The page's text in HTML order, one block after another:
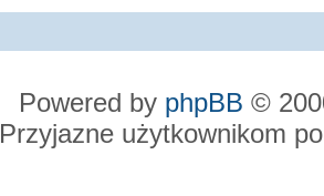
Powered by phpBB ©
Przyjazne użytkownikom